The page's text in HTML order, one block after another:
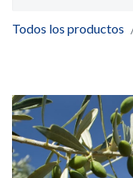
Todos los productos